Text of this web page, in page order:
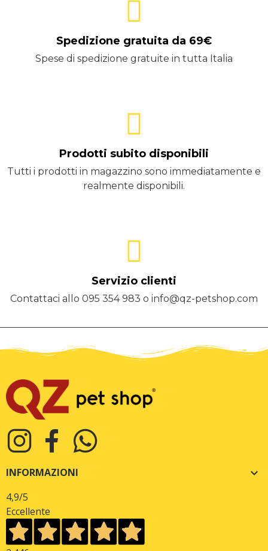
Spedizione gratuita da 69€
Spese di spedizione gratuite in tutta Italia
Prodotti subito disponibili
Tutti i prodotti in magazzino sono immediatamente e
realmente disponibili.
Servizio clienti
Contattaci allo 095 354 983 o info@qz-petshop.com
INFORMAZIONI 
4,9/5
Eccellente